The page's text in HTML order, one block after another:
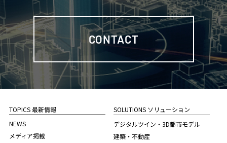
CONTACT
TOPICS 最新情報
NEWS
メディア掲載
SOLUTIONS ソリューション
デジタルツイン・3D都市モデル
建築・不動産